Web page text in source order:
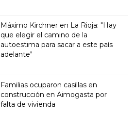
Máximo Kirchner en La Rioja: "Hay
que elegir el camino de la
autoestima para sacar a este país
adelante"
Familias ocuparon casillas en
construcción en Aimogasta por
falta de vivienda